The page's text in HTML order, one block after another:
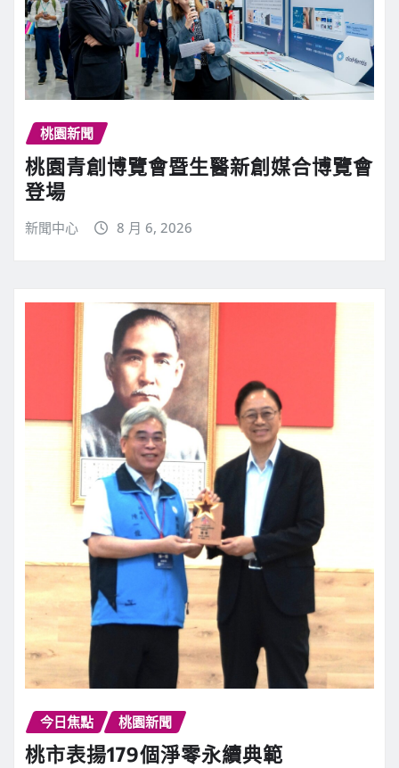
桃園新聞
桃園青創博覽會暨生醫新創媒合博覽會
登場
新聞中心 8 月 6, 2026
今日焦點 桃園新聞
桃市表揚179個淨零永續典範